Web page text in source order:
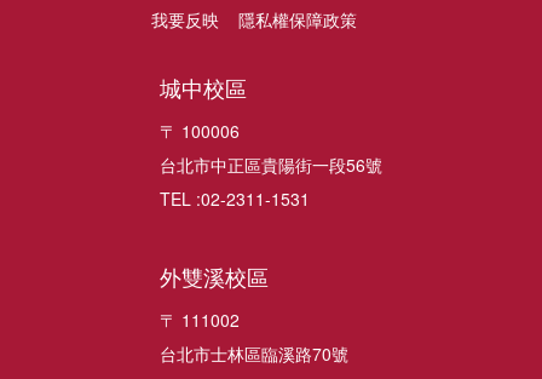
我要反映
隱私權保障政策
城中校區
〒 100006
台北市中正區貴陽街一段56號
TEL :02-2311-1531
外雙溪校區
〒 111002
台北市士林區臨溪路70號